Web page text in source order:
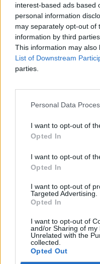
interest-based ads based
personal information
may separately opt-out of
information by third
This information may
List of Downstream
parties.
Personal Data
I want to opt-out of
Opted In
I want to opt-out of
Opted In
I want to opt-out of
Targeted Advertising.
Opted In
I want to opt-out of
and/or Sharing of
Unrelated with the
collected.
Opted Out